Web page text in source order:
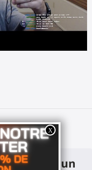
e ricevi un